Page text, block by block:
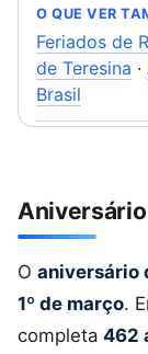
O QUE VER
Feriados de
de Teresina ·
Brasil
O aniversário
1º de março.
completa 462